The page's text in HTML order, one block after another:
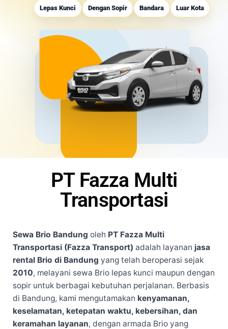
Lepas Kunci Dengan Sopir Bandara Luar Kota
PT Fazza Multi
Transportasi
Sewa Brio Bandung oleh PT Fazza Multi
Transportasi (Fazza Transport) adalah layanan jasa
rental Brio di Bandung yang telah beroperasi sejak
2010, melayani sewa Brio lepas kunci maupun dengan
sopir untuk berbagai kebutuhan perjalanan. Berbasis
di Bandung, kami mengutamakan kenyamanan,
keselamatan, ketepatan waktu, kebersihan, dan
keramahan layanan, dengan armada Brio yang